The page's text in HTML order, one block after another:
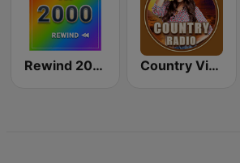
Rewind 2000's Country Vibes